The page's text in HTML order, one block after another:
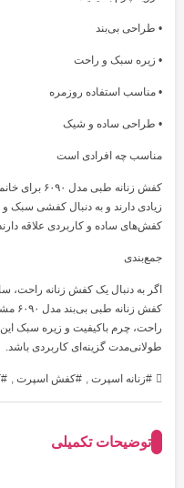
• طراحی بی‌بند
• زیره سبک و راحت
• مناسب استفاده روزمره
• طراحی ساده و شیک
مناسب چه افرادی است
کفش زنانه
زیادی دارند و به دنبال کفشی سبک
کفش‌های ساده و کاربردی علاقه
جمع‌بندی
اگر به دنبال یک کفش زنانه راحت،
کفش
راحت، چرم باکیفیت و زیره سبک
طولانی‌مدت گزینه‌ای کاربردی باشد.
زنانه اسپرت , کفش اسپرت ,
توضیحات تکمیلی